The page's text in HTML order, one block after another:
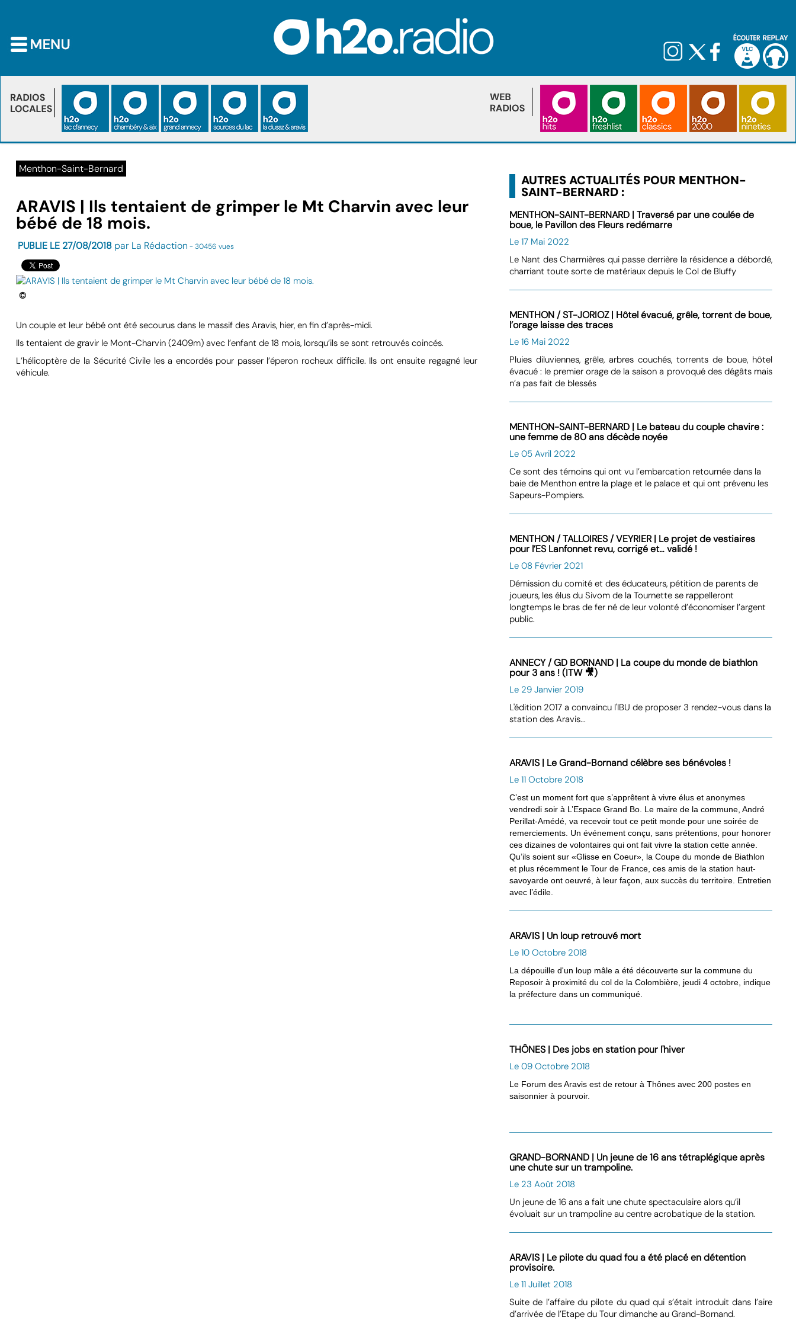
Menthon-Saint-Bernard
ARAVIS | Ils tentaient de grimper le Mt Charvin avec leur
bébé de 18 mois.
PUBLIE LE 27/08/2018par La Rédaction - 30456 vues
©
Un couple et leur bébé ont été secourus dans le massif des Aravis, hier, en fin d’après-midi.
Ils tentaient de gravir le Mont-Charvin (2409m) avec l’enfant de 18 mois, lorsqu’ils se sont retrouvés coincés.
L’hélicoptère de la Sécurité Civile les a encordés pour passer l’éperon rocheux difficile. Ils ont ensuite regagné leur
véhicule.
AUTRES ACTUALITÉS POUR MENTHON-
SAINT-BERNARD :
MENTHON-SAINT-BERNARD | Traversé par une coulée de
boue, le Pavillon des Fleurs redémarre
Le 17 Mai 2022
Le Nant des Charmières qui passe derrière la résidence a débordé,
charriant toute sorte de matériaux depuis le Col de Bluffy
MENTHON / ST-JORIOZ | Hôtel évacué, grêle, torrent de boue,
l’orage laisse des traces
Le 16 Mai 2022
Pluies diluviennes, grêle, arbres couchés, torrents de boue, hôtel
évacué : le premier orage de la saison a provoqué des dégâts mais
n’a pas fait de blessés
MENTHON-SAINT-BERNARD | Le bateau du couple chavire :
une femme de 80 ans décède noyée
Le 05 Avril 2022
Ce sont des témoins qui ont vu l’embarcation retournée dans la
baie de Menthon entre la plage et le palace et qui ont prévenu les
Sapeurs-Pompiers.
MENTHON / TALLOIRES / VEYRIER | Le projet de vestiaires
pour l’ES Lanfonnet revu, corrigé et… validé !
Le 08 Février 2021
Démission du comité et des éducateurs, pétition de parents de
joueurs, les élus du Sivom de la Tournette se rappelleront
longtemps le bras de fer né de leur volonté d’économiser l’argent
public.
ANNECY / GD BORNAND | La coupe du monde de biathlon
pour 3 ans ! (ITW 🎥)
Le 29 Janvier 2019
L'édition 2017 a convaincu l'IBU de proposer 3 rendez-vous dans la
station des Aravis...
ARAVIS | Le Grand-Bornand célèbre ses bénévoles !
Le 11 Octobre 2018
C’est un moment fort que s’apprêtent à vivre élus et anonymes
vendredi soir à L’Espace Grand Bo. Le maire de la commune, André
Perillat-Amédé, va recevoir tout ce petit monde pour une soirée de
remerciements. Un événement conçu, sans prétentions, pour honorer
ces dizaines de volontaires qui ont fait vivre la station cette année.
Qu’ils soient sur «Glisse en Coeur», la Coupe du monde de Biathlon
et plus récemment le Tour de France, ces amis de la station haut-
savoyarde ont oeuvré, à leur façon, aux succès du territoire. Entretien
avec l’édile.
ARAVIS | Un loup retrouvé mort
Le 10 Octobre 2018
La dépouille d'un loup mâle a été découverte sur la commune du
Reposoir à proximité du col de la Colombière, jeudi 4 octobre, indique
la préfecture dans un communiqué.
THÔNES | Des jobs en station pour l'hiver
Le 09 Octobre 2018
Le Forum des Aravis est de retour à Thônes avec 200 postes en
saisonnier à pourvoir.
GRAND-BORNAND | Un jeune de 16 ans tétraplégique après
une chute sur un trampoline.
Le 23 Août 2018
Un jeune de 16 ans a fait une chute spectaculaire alors qu’il
évoluait sur un trampoline au centre acrobatique de la station.
ARAVIS | Le pilote du quad fou a été placé en détention
provisoire.
Le 11 Juillet 2018
Suite de l’affaire du pilote du quad qui s’était introduit dans l’aire
d’arrivée de l’Etape du Tour dimanche au Grand-Bornand.